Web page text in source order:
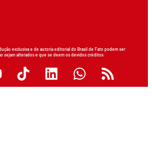
exclusiva e de autoria editorial do Brasil de Fato podem ser
sejam alterados e que se deem os devidos créditos.